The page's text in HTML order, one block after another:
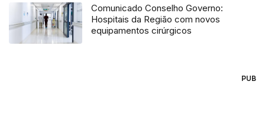
Comunicado Conselho Governo:
Hospitais da Região com novos
equipamentos cirúrgicos
PUB